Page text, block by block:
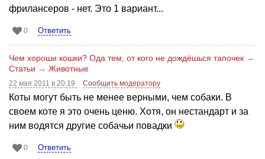
фрилансеров - нет. Это 1 вариант...
0 Ответить
Чем хороши кошки? Ода тем, от кого не дождёшься тапочек →
Статьи → Животные
22 мая 2011 в 20:19 Сообщить модератору
Коты могут быть не менее верными, чем собаки. В
своем коте я это очень ценю. Хотя, он нестандарт и за
ним водятся другие собачьи повадки
0 Ответить